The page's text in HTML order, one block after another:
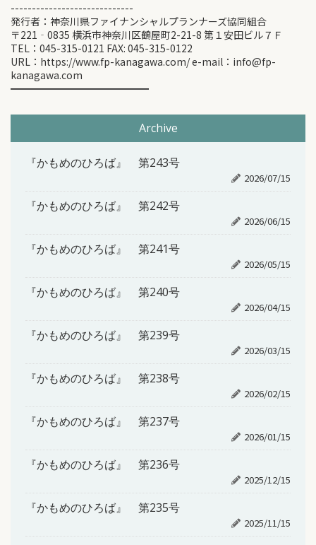
-----------------------------
発行者：神奈川県ファイナンシャルプランナーズ協同組合
〒221‐0835 横浜市神奈川区鶴屋町2-21-8 第１安田ビル７Ｆ
TEL：045-315-0121 FAX: 045-315-0122
URL：https://www.fp-kanagawa.com/ e-mail：info@fp-
kanagawa.com
━━━━━━━━━━━━━━
Archive
『かもめのひろば』 第243号
2026/07/15
『かもめのひろば』 第242号
2026/06/15
『かもめのひろば』 第241号
2026/05/15
『かもめのひろば』 第240号
2026/04/15
『かもめのひろば』 第239号
2026/03/15
『かもめのひろば』 第238号
2026/02/15
『かもめのひろば』 第237号
2026/01/15
『かもめのひろば』 第236号
2025/12/15
『かもめのひろば』 第235号
2025/11/15